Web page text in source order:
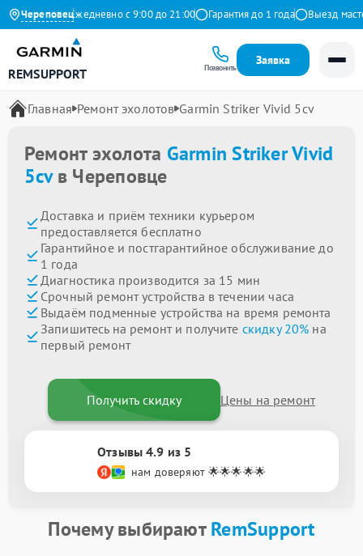
Череповец
Яндекс Ежедневно с 9:00 до 21:00 Гарантия до 1 года Выезд
REMSUPPORT Позвонить
Заявка
Главная Ремонт эхолотов Garmin Striker Vivid 5cv
Ремонт эхолота Garmin Striker Vivid
5cvв Череповце
Доставка и приём техники курьером
предоставляется бесплатно
Гарантийное и постгарантийное обслуживание до
1 года
Диагностика производится за 15 мин
Срочный ремонт устройства в течении часа
Выдаём подменные устройства на время ремонта
Запишитесь на ремонт и получите скидку 20% на
первый ремонт
Получить скидку Цены на ремонт
Отзывы 4.9 из 5
нам доверяют 🌟🌟🌟🌟🌟
Почему выбираютRemSupport